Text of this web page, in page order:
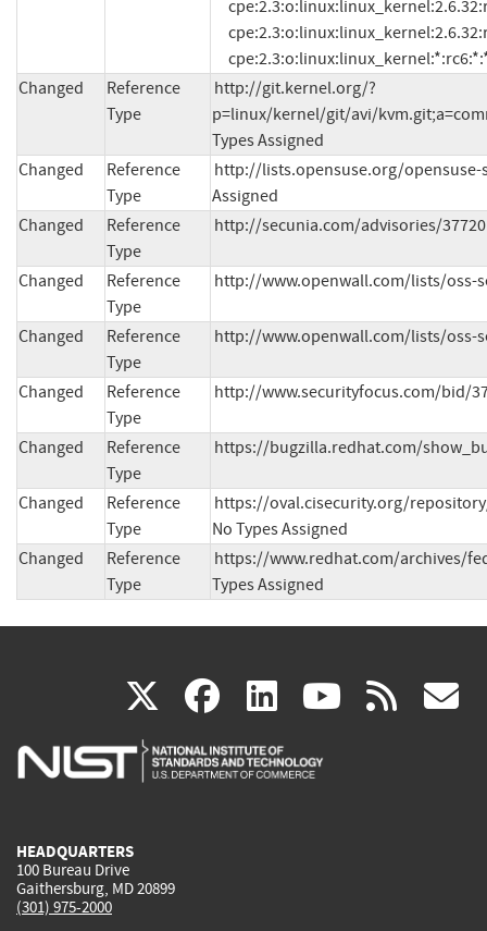
Changed
Reference
Type
http://git.kernel.org/?
p=linux/kernel/git/avi/
Types Assigned
Changed
Reference
Type
http://lists.opensuse.org/opensuse-
Assigned
Changed
Reference
Type
http://secunia.com/advisories/37720
Changed
Reference
Type
http://www.openwall.com/lists/oss-
Changed
Reference
Type
http://www.openwall.com/lists/oss-
Changed
Reference
Type
http://www.securityfocus.com/bid/
Changed
Reference
Type
https://bugzilla.redhat.com/
Changed
Reference
Type
https://oval.cisecurity.org/
No Types Assigned
Changed
Reference
Type
https://www.redhat.com/archives/
Types Assigned
X(link
is
facebook
(link
is
linkedin
(link
is
(link rss
HEADQUARTERS
100 Bureau Drive
Gaithersburg, MD 20899
(301) 975-2000